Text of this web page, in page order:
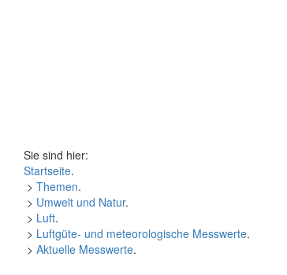
Sie sind hier:
Startseite.
> Themen.
> Umwelt und Natur.
> Luft.
> Luftgüte- und meteorologische Messwerte.
> Aktuelle Messwerte.